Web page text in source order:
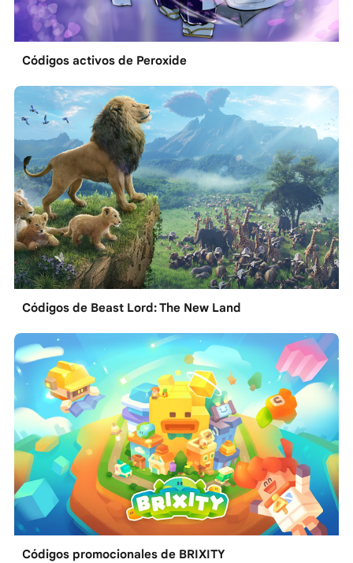
Códigos activos de Peroxide
Códigos de Beast Lord: The New Land
Códigos promocionales de BRIXITY